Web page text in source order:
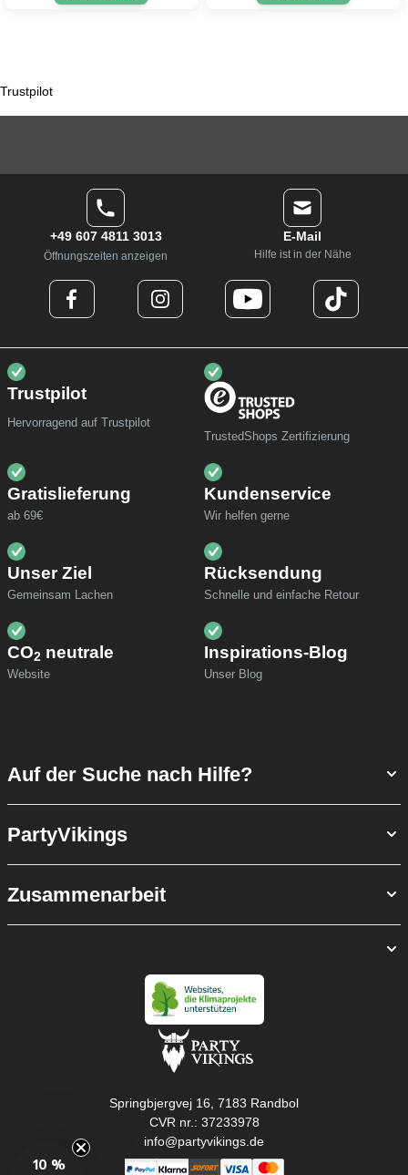
Trustpilot
+49 607 4811 3013
Öffnungszeiten anzeigen
E-Mail
Hilfe ist in der Nähe
Trustpilot
Hervorragend auf Trustpilot
TrustedShops Zertifizierung
Gratislieferung
ab 69€
Kundenservice
Wir helfen gerne
Unser Ziel
Gemeinsam Lachen
Rücksendung
Schnelle und einfache Retour
CO2 neutrale
Website
Inspirations-Blog
Unser Blog
Auf der Suche nach Hilfe?
PartyVikings
Zusammenarbeit
Springbjergvej 16, 7183 Randbol
CVR nr.: 37233978
info@partyvikings.de
10 %